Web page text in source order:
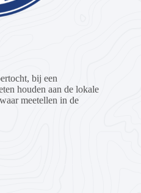
bij een
houden aan de lokale
meetellen in de